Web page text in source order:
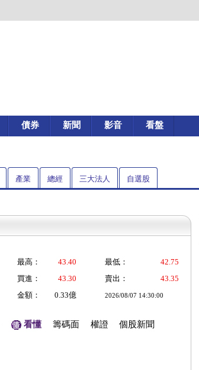
債券 新聞 影音 看盤
產業 總經 三大法人 自選股
最高： 43.40 最低：
42.75
買進： 43.30 賣出：
43.35
金額： 0.33億 2026/08/07 14:30:00
看懂 籌碼面 權證 個股新聞